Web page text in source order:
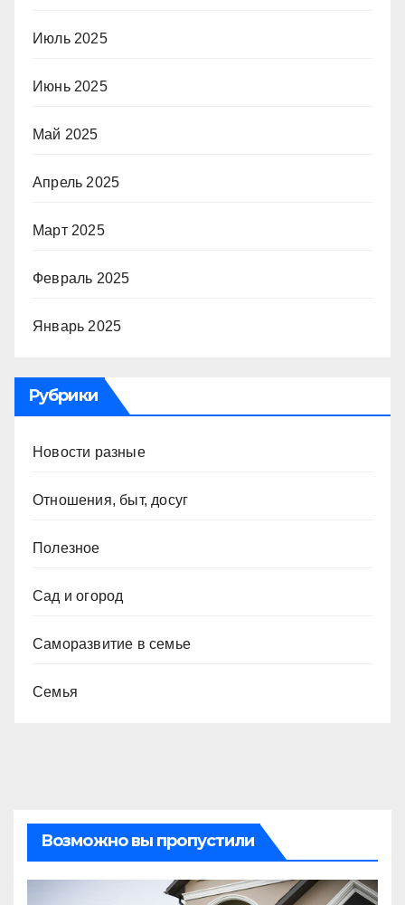
Июль 2025
Июнь 2025
Май 2025
Апрель 2025
Март 2025
Февраль 2025
Январь 2025
Рубрики
Новости разные
Отношения, быт, досуг
Полезное
Сад и огород
Саморазвитие в семье
Семья
Возможно вы пропустили